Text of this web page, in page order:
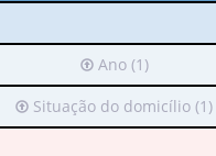
Irá
para
o
cabeçalho
Ano (1)
Irá
para
Situação do domicílio (1)